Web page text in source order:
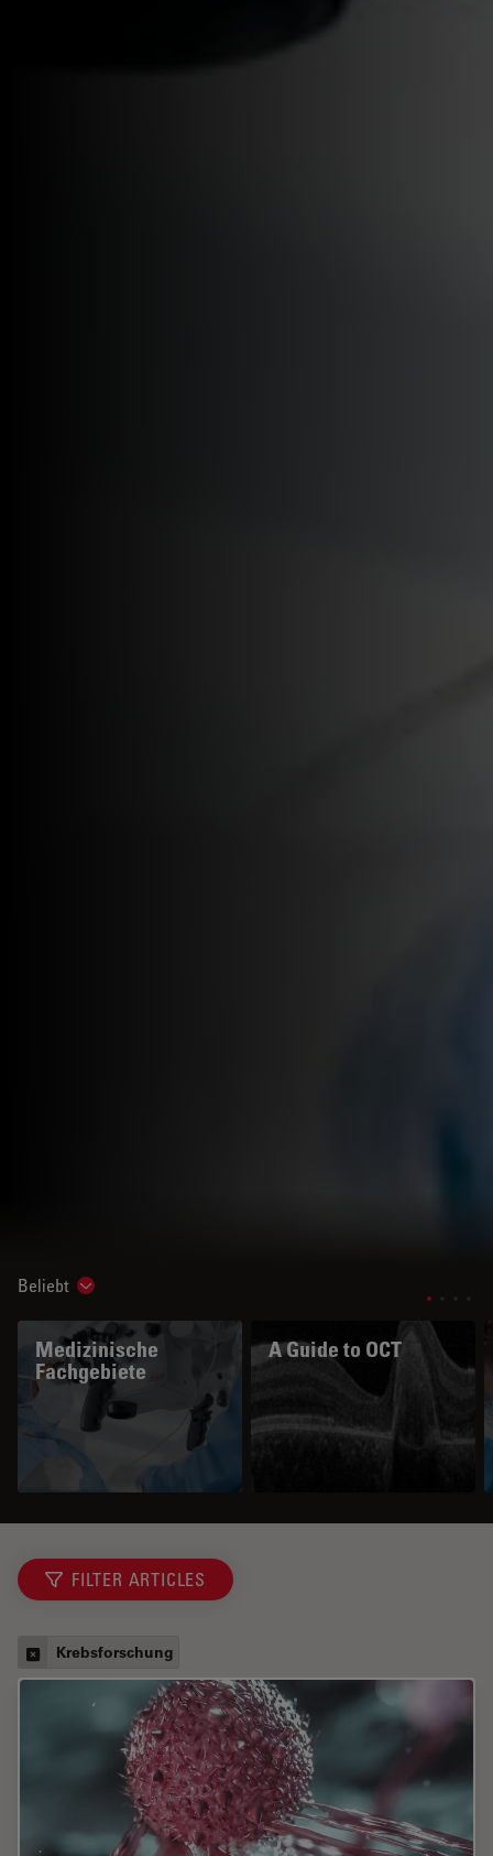
Beliebt Show subnavigation
Medizinische
Fachgebiete
A Guide to OCT
FILTER ARTICLES
Krebsforschung